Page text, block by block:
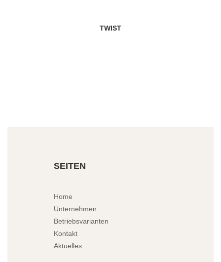
TWIST
SEITEN
Home
Unternehmen
Betriebsvarianten
Kontakt
Aktuelles